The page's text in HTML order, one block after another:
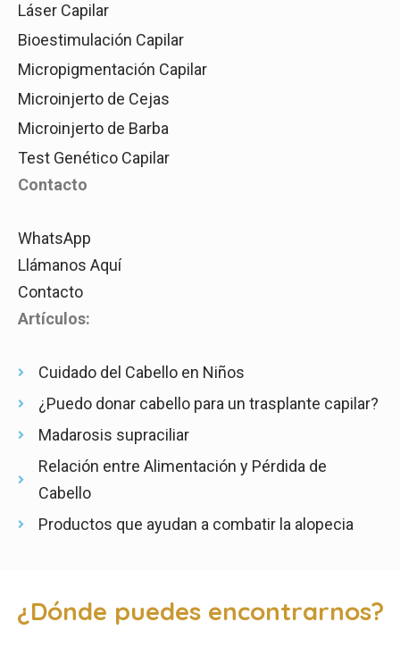
Láser Capilar
Bioestimulación Capilar
Micropigmentación Capilar
Microinjerto de Cejas
Microinjerto de Barba
Test Genético Capilar
Contacto
WhatsApp
Llámanos Aquí
Contacto
Artículos:
Cuidado del Cabello en Niños
¿Puedo donar cabello para un trasplante capilar?
Madarosis supraciliar
Relación entre Alimentación y Pérdida de
Cabello
Productos que ayudan a combatir la alopecia
¿Dónde puedes encontrarnos?